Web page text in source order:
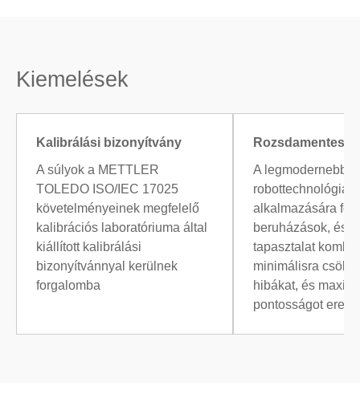
Kiemelések
Kalibrálási bizonyítvány
A súlyok a METTLER
TOLEDO ISO/IEC 17025
követelményeinek megfelelő
kalibrációs laboratóriuma által
kiállított kalibrálási
bizonyítvánnyal kerülnek
forgalomba
Rozsdamentes
A legmodernebb
robottechnológia
alkalmazására
beruházások, és
tapasztalat
minimálisra
hibákat, és
pontosságot